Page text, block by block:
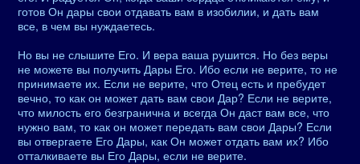
готов Он дары свои отдавать вам в изобилии, и дать вам
все, в чем вы нуждаетесь.
Но вы не слышите Его. И вера ваша рушится. Но без веры
не можете вы получить Дары Его. Ибо если не верите, то не
принимаете их. Если не верите, что Отец есть и пребудет
вечно, то как он может дать вам свои Дар? Если не верите,
что милость его безгранична и всегда Он даст вам все, что
нужно вам, то как он может передать вам свои Дары? Если
вы отвергаете Его Дары, как Он может отдать вам их? Ибо
отталкиваете вы Его Дары, если не верите.